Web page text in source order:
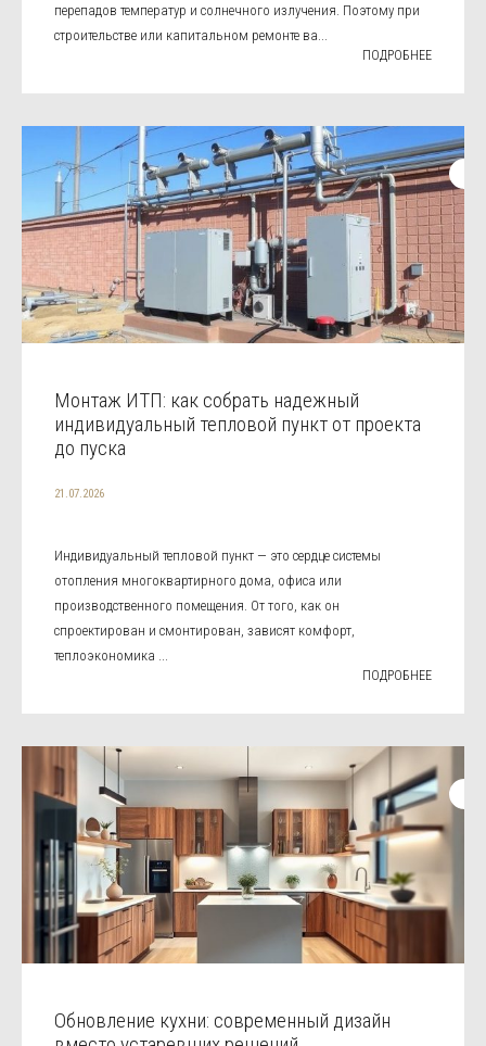
перепадов температур и солнечного излучения. Поэтому при
строительстве или капитальном ремонте ва...
ПОДРОБНЕЕ
Монтаж ИТП: как собрать надежный
индивидуальный тепловой пункт от проекта
до пуска
21.07.2026
Индивидуальный тепловой пункт — это сердце системы
отопления многоквартирного дома, офиса или
производственного помещения. От того, как он
спроектирован и смонтирован, зависят комфорт,
теплоэкономика ...
ПОДРОБНЕЕ
Обновление кухни: современный дизайн